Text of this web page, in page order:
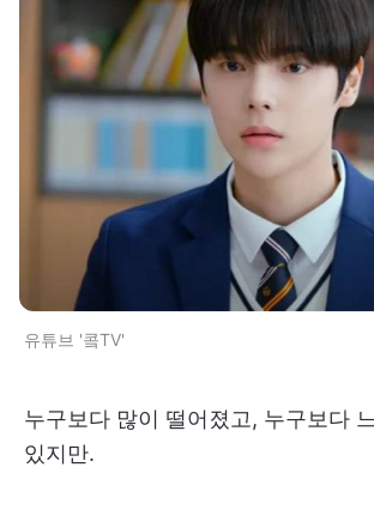
유튜브 '콬TV'
누구보다 많이 떨어졌고, 누구보다
있지만.